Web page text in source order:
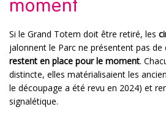
moment
Si le Grand Totem doit être retiré, les
jalonnent le Parc ne présentent pas
restent en place pour le moment.
distincte, elles matérialisaient les
le découpage a été revu en 2024) et
signalétique.